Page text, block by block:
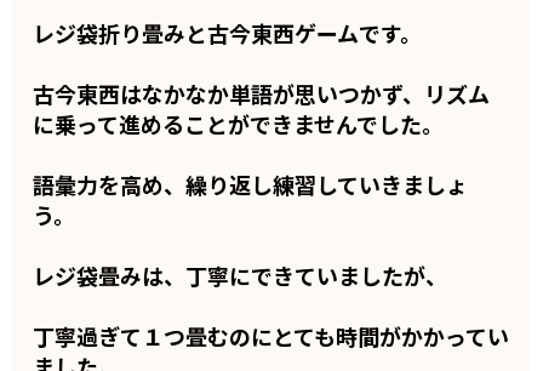
レジ袋折り畳みと古今東西ゲームです。
古今東西はなかなか単語が思いつかず、リズム
に乗って進めることができませんでした。
語彙力を高め、繰り返し練習していきましょ
う。
レジ袋畳みは、丁寧にできていましたが、
丁寧過ぎて１つ畳むのにとても時間がかかってい